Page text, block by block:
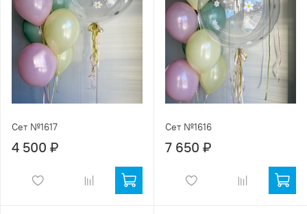
Сет №1617
4 500 ₽
Сет №1616
7 650 ₽